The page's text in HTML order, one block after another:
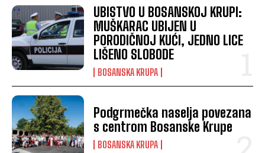
UBISTVO U BOSANSKOJ KRUPI:
MUŠKARAC UBIJEN U
PORODIČNOJ KUĆI, JEDNO LICE
LIŠENO SLOBODE
BOSANSKA KRUPA
Podgrmečka naselja povezana
s centrom Bosanske Krupe
BOSANSKA KRUPA